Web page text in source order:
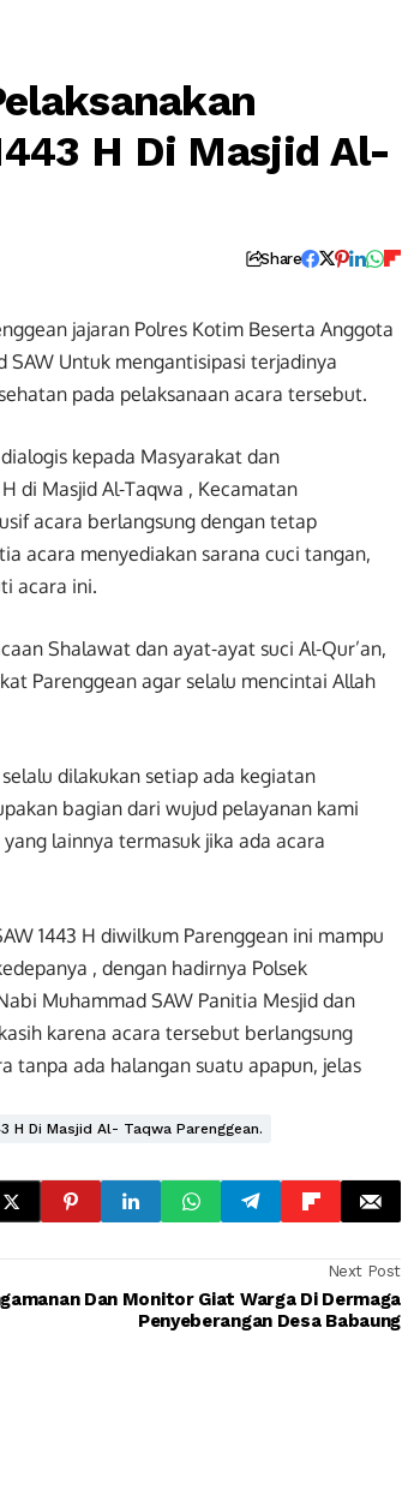
H Di Masjid Al-
Share
jajaran Polres Kotim Beserta Anggota
Untuk mengantisipasi terjadinya
pada pelaksanaan acara tersebut.
kepada Masyarakat dan
di Masjid Al-Taqwa , Kecamatan
acara berlangsung dengan tetap
acara menyediakan sarana cuci tangan,
acara ini.
Shalawat dan ayat-ayat suci Al-Qur’an,
Parenggean agar selalu mencintai Allah
dilakukan setiap ada kegiatan
bagian dari wujud pelayanan kami
lainnya termasuk jika ada acara
1443 H diwilkum Parenggean ini mampu
, dengan hadirnya Polsek
Muhammad SAW Panitia Mesjid dan
karena acara tersebut berlangsung
tanpa ada halangan suatu apapun, jelas
H Di Masjid Al- Taqwa Parenggean.
Next Post
Dan Monitor Giat Warga Di Dermaga
Penyeberangan Desa Babaung